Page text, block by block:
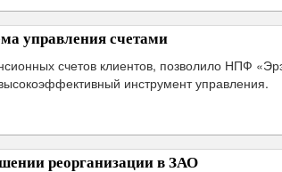
управления счетами
счетов клиентов, позволило НПФ
инструмент управления.
реорганизации в ЗАО